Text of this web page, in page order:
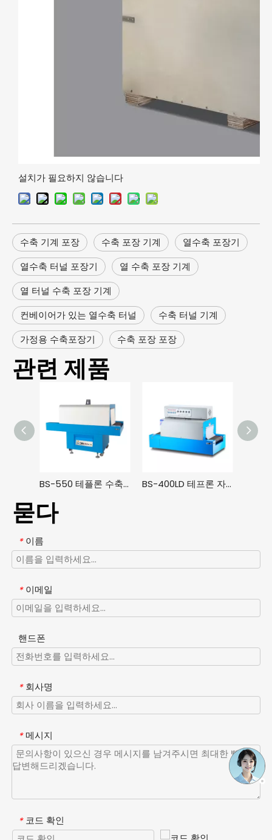
설치가 필요하지 않습니다
수축 기계 포장 수축 포장 기계
열수축 포장기
열수축 터널 포장기
열 수축 포장 기계
열 터널 수축 포장 기계
컨베이어가 있는 열수축 터널
수축 터널 기계
가정용 수축포장기
수축 포장 포장
관련 제품
BS-550 테플론 수축 포장 기계 자동 수축 포장 기계 BS-400LD 테프론 자동 열수축 포장기
묻다
* 이름
* 이메일
핸드폰
* 회사명
* 메시지
* 코드 확인